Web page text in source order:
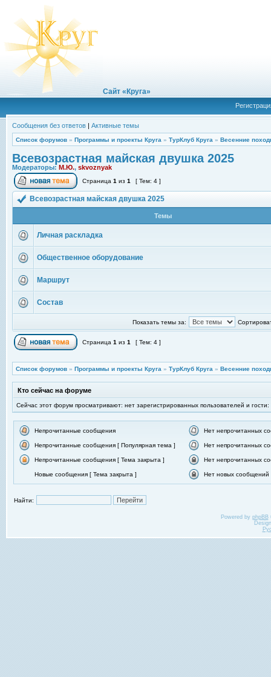
Сайт «Круга»
Сообщения без ответов | Активные темы
Список форумов » Программы и проекты Круга » ТурКлуб Круга » Весенние
Всевозрастная майская двушка 2025
Модераторы:М.Ю., skvoznyak
Страница 1 из 1 [ Тем: 4 ]
Всевозрастная майская двушка 2025
Темы
Личная раскладка
Общественное оборудование
Маршрут
Состав
Показать темы за:
Страница 1 из 1 [ Тем: 4 ]
Список форумов » Программы и проекты Круга » ТурКлуб Круга » Весенние
Кто сейчас на форуме
Сейчас этот форум просматривают: нет зарегистрированных пользователей и гости:
Непрочитанные сообщения Нет непрочитанных
Непрочитанные сообщения [ Популярная тема ] Нет непрочитанных
Непрочитанные сообщения [ Тема закрыта ] Нет непрочитанных
Новые сообщения [ Тема закрыта ] Нет новых сообщений
Найти:
Powered by phpBB